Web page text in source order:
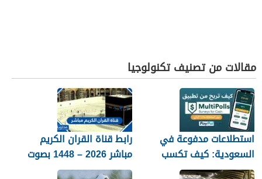
مقالات من تصنيف تكنولوجيا
استطلاعات مدفوعة في
السعودية: كيف تكسب
المال مع MultiPolls
رابط قناة القران الكريم
مباشر 2026 – 1448 بصوت
جميل